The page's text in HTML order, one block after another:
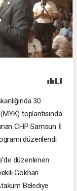
30
toplantısında
CHP Samsun İl
düzenlendi.
düzenlenen
Gökhan
Belediye